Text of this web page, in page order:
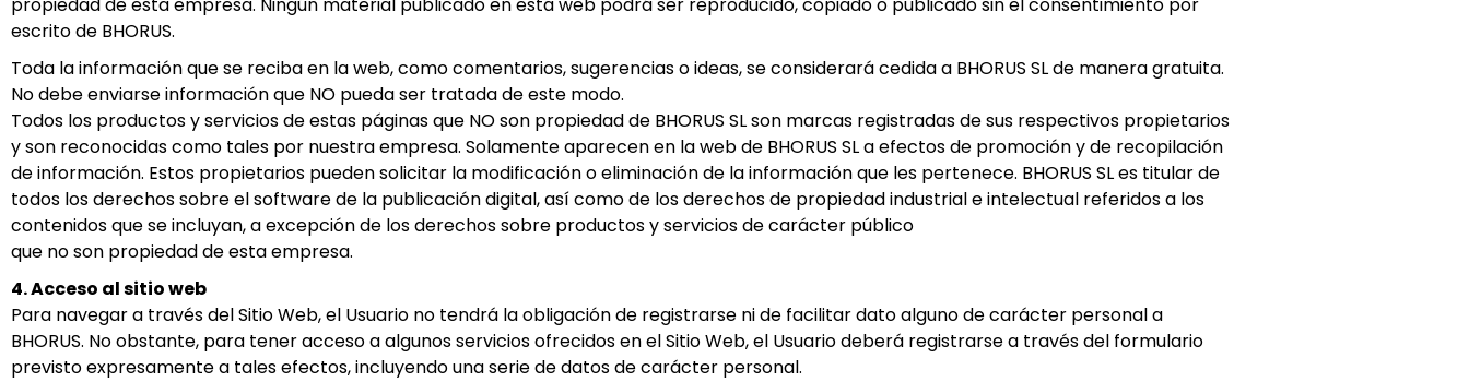
propiedad de esta empresa. Ningún material publicado en esta web podrá ser reproducido, copiado o publicado sin el consentimiento por
escrito de BHORUS.
Toda la información que se reciba en la web, como comentarios, sugerencias o ideas, se considerará cedida a BHORUS SL de manera gratuita.
No debe enviarse información que NO pueda ser tratada de este modo.
Todos los productos y servicios de estas páginas que NO son propiedad de BHORUS SL son marcas registradas de sus respectivos propietarios
y son reconocidas como tales por nuestra empresa. Solamente aparecen en la web de BHORUS SL a efectos de promoción y de recopilación
de información. Estos propietarios pueden solicitar la modificación o eliminación de la información que les pertenece. BHORUS SL es titular de
todos los derechos sobre el software de la publicación digital, así como de los derechos de propiedad industrial e intelectual referidos a los
contenidos que se incluyan, a excepción de los derechos sobre productos y servicios de carácter público
que no son propiedad de esta empresa.
4. Acceso al sitio web
Para navegar a través del Sitio Web, el Usuario no tendrá la obligación de registrarse ni de facilitar dato alguno de carácter personal a
BHORUS. No obstante, para tener acceso a algunos servicios ofrecidos en el Sitio Web, el Usuario deberá registrarse a través del formulario
previsto expresamente a tales efectos, incluyendo una serie de datos de carácter personal.